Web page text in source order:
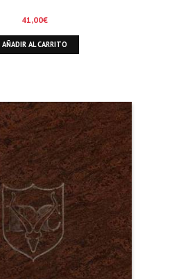
41,00€
AÑADIR AL CARRITO